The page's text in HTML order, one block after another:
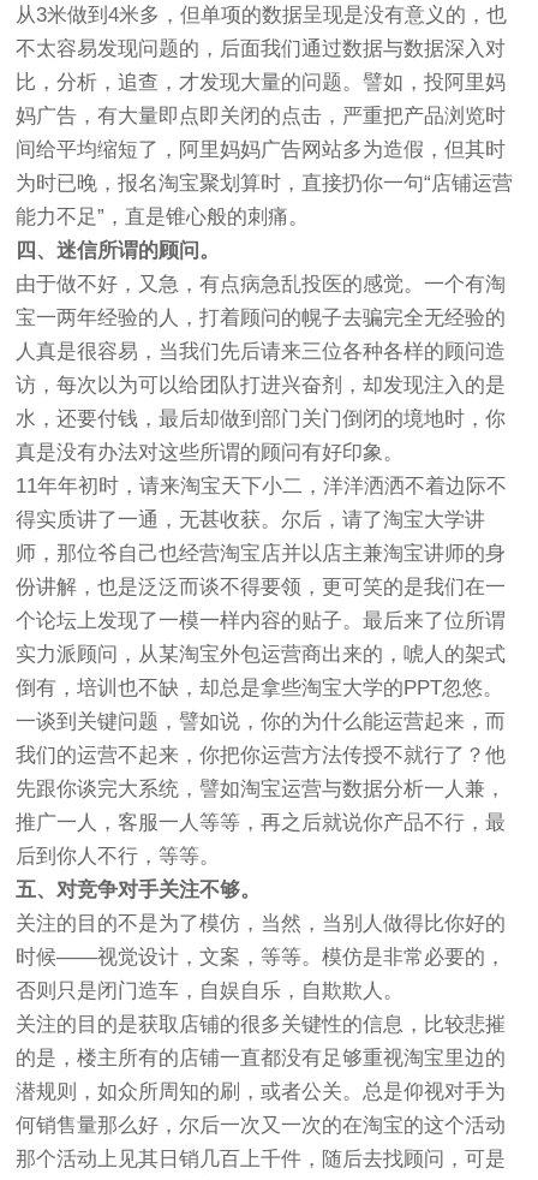
从3米做到4米多，但单项的数据呈现是没有意义的，也
不太容易发现问题的，后面我们通过数据与数据深入对
比，分析，追查，才发现大量的问题。譬如，投阿里妈
妈广告，有大量即点即关闭的点击，严重把产品浏览时
间给平均缩短了，阿里妈妈广告网站多为造假，但其时
为时已晚，报名淘宝聚划算时，直接扔你一句“店铺运营
能力不足”，直是锥心般的刺痛。
四、迷信所谓的顾问。
由于做不好，又急，有点病急乱投医的感觉。一个有淘
宝一两年经验的人，打着顾问的幌子去骗完全无经验的
人真是很容易，当我们先后请来三位各种各样的顾问造
访，每次以为可以给团队打进兴奋剂，却发现注入的是
水，还要付钱，最后却做到部门关门倒闭的境地时，你
真是没有办法对这些所谓的顾问有好印象。
11年年初时，请来淘宝天下小二，洋洋洒洒不着边际不
得实质讲了一通，无甚收获。尔后，请了淘宝大学讲
师，那位爷自己也经营淘宝店并以店主兼淘宝讲师的身
份讲解，也是泛泛而谈不得要领，更可笑的是我们在一
个论坛上发现了一模一样内容的贴子。最后来了位所谓
实力派顾问，从某淘宝外包运营商出来的，唬人的架式
倒有，培训也不缺，却总是拿些淘宝大学的PPT忽悠。
一谈到关键问题，譬如说，你的为什么能运营起来，而
我们的运营不起来，你把你运营方法传授不就行了？他
先跟你谈完大系统，譬如淘宝运营与数据分析一人兼，
推广一人，客服一人等等，再之后就说你产品不行，最
后到你人不行，等等。
五、对竞争对手关注不够。
关注的目的不是为了模仿，当然，当别人做得比你好的
时候——视觉设计，文案，等等。模仿是非常必要的，
否则只是闭门造车，自娱自乐，自欺欺人。
关注的目的是获取店铺的很多关键性的信息，比较悲摧
的是，楼主所有的店铺一直都没有足够重视淘宝里边的
潜规则，如众所周知的刷，或者公关。总是仰视对手为
何销售量那么好，尔后一次又一次的在淘宝的这个活动
那个活动上见其日销几百上千件，随后去找顾问，可是